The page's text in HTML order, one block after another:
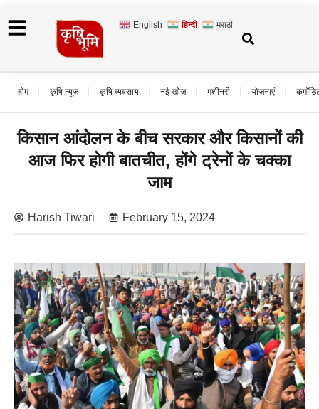
English हिन्दी मराठी
होम कृषि न्यूज़ कृषि व्यवसाय नई खोज मशीनरी योजनाएं
किसान आंदोलन के बीच सरकार और किसानों की
आज फिर होगी बातचीत, होंगे ट्रेनों के चक्का
जाम
Harish Tiwari February 15, 2024